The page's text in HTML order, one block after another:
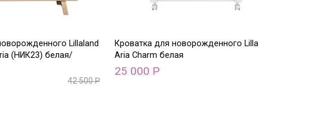
Lillaland
(НИК23) белая/
42 500Р
Кроватка для новорожденного Lilla
Aria Charm белая
25 000 Р